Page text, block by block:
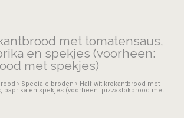
met tomatensaus,
en spekjes (voorheen:
met spekjes)
Speciale broden
Half wit krokantbrood met
paprika en spekjes (voorheen: pizzastokbrood met